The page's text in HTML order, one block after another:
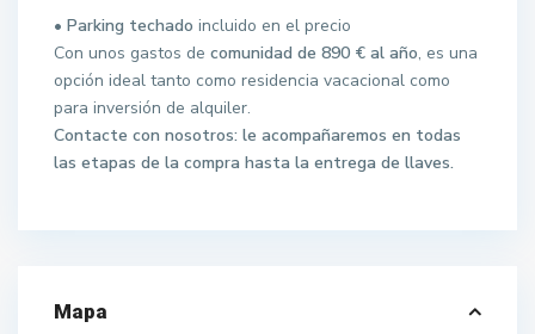
• Parking techado incluido en el precio
Con unos gastos de comunidad de 890 € al año, es una
opción ideal tanto como residencia vacacional como
para inversión de alquiler.
Contacte con nosotros: le acompañaremos en todas
las etapas de la compra hasta la entrega de llaves.
Mapa